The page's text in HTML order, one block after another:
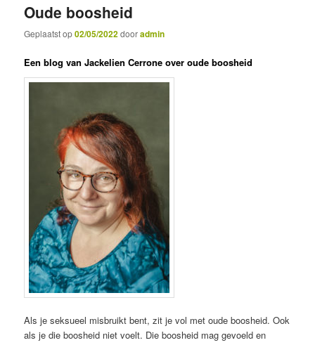
Oude boosheid
Geplaatst op02/05/2022dooradmin
Een blog van Jackelien Cerrone over oude boosheid
Als je seksueel misbruikt bent, zit je vol met oude boosheid. Ook
als je die boosheid niet voelt. Die boosheid mag gevoeld en